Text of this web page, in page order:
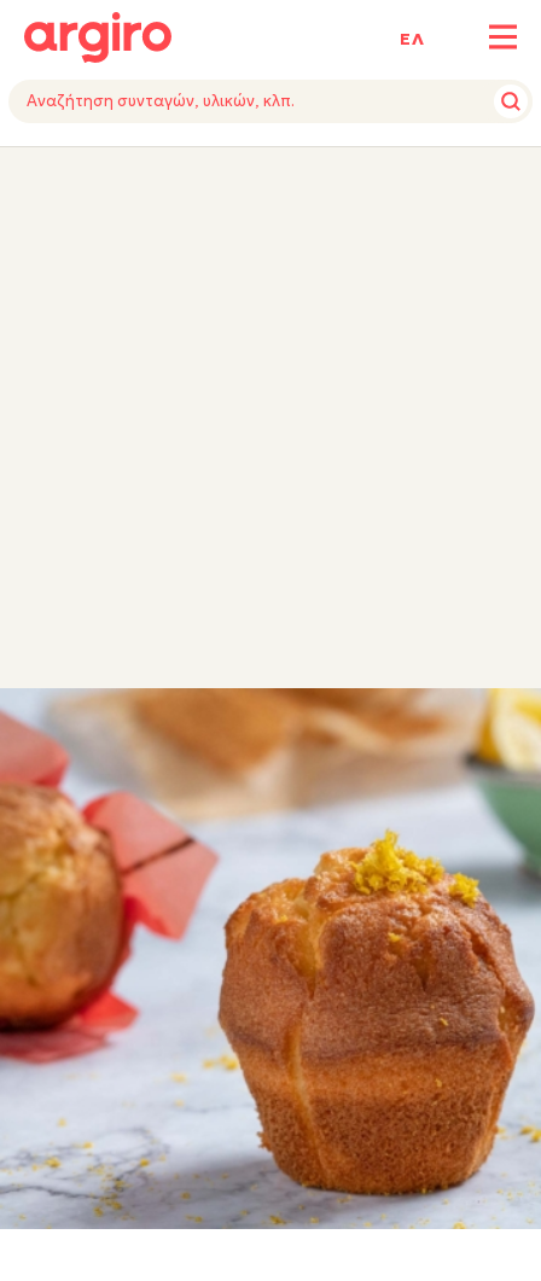
ΕΛ
ΥΛΙΚΑΕΚΤΕΛΕΣΗ
ΣΥΝΤΑΓΕΣ ΓΛΥΚΑ CUPCAKES & MUFFINS
Muffins με λεμόνι
Σπιτικά αρωματικά muffins λεμονιού. εύκολα, Εύκολη
συνταγή με απλά υλικά που όλοι έχουμε στο σπίτι.
Εύκολη 0:30
6 5 λεπτά 25 λεπτά